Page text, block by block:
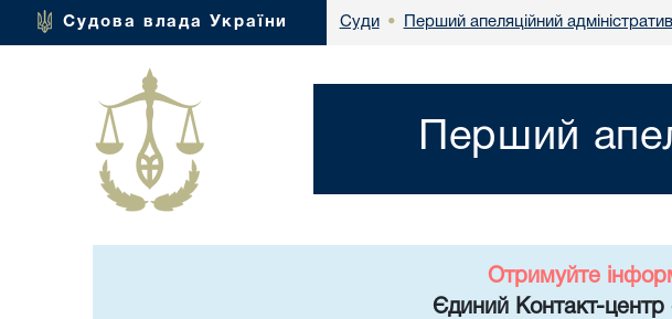
Судова влада України Суди • Перший апеляційний
Перший
Отримуйте
Єдиний Контакт-центр